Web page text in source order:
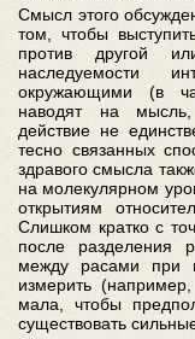
Смысл этого
том, чтобы
против другой
наследуемости
окружающими (в
наводят на мысль,
действие не
тесно связанных
здравого смысла
на молекулярном
открытиям
Слишком кратко с
после разделения
между расами при
измерить
мала, чтобы
существовать